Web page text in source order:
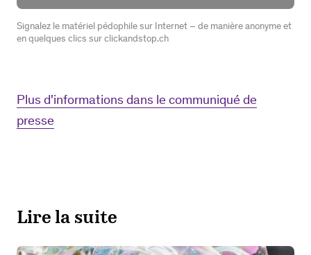
Signalez le matériel pédophile sur Internet – de manière anonyme et
en quelques clics sur clickandstop.ch
Plus d'informations dans le communiqué de
presse
Lire la suite